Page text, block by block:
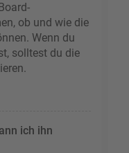
ob und wie die
Wenn du
solltest du die
ich ihn